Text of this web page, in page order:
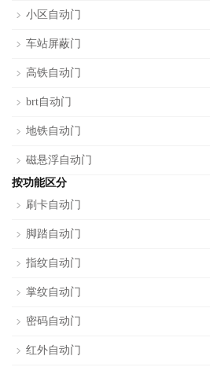
小区自动门
车站屏蔽门
高铁自动门
brt自动门
地铁自动门
磁悬浮自动门
按功能区分
刷卡自动门
脚踏自动门
指纹自动门
掌纹自动门
密码自动门
红外自动门